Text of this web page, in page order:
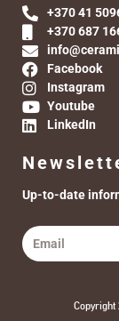
+370 41
+370 687
Facebook
Instagram
Youtube
LinkedIn
Up-to-date
Copyright